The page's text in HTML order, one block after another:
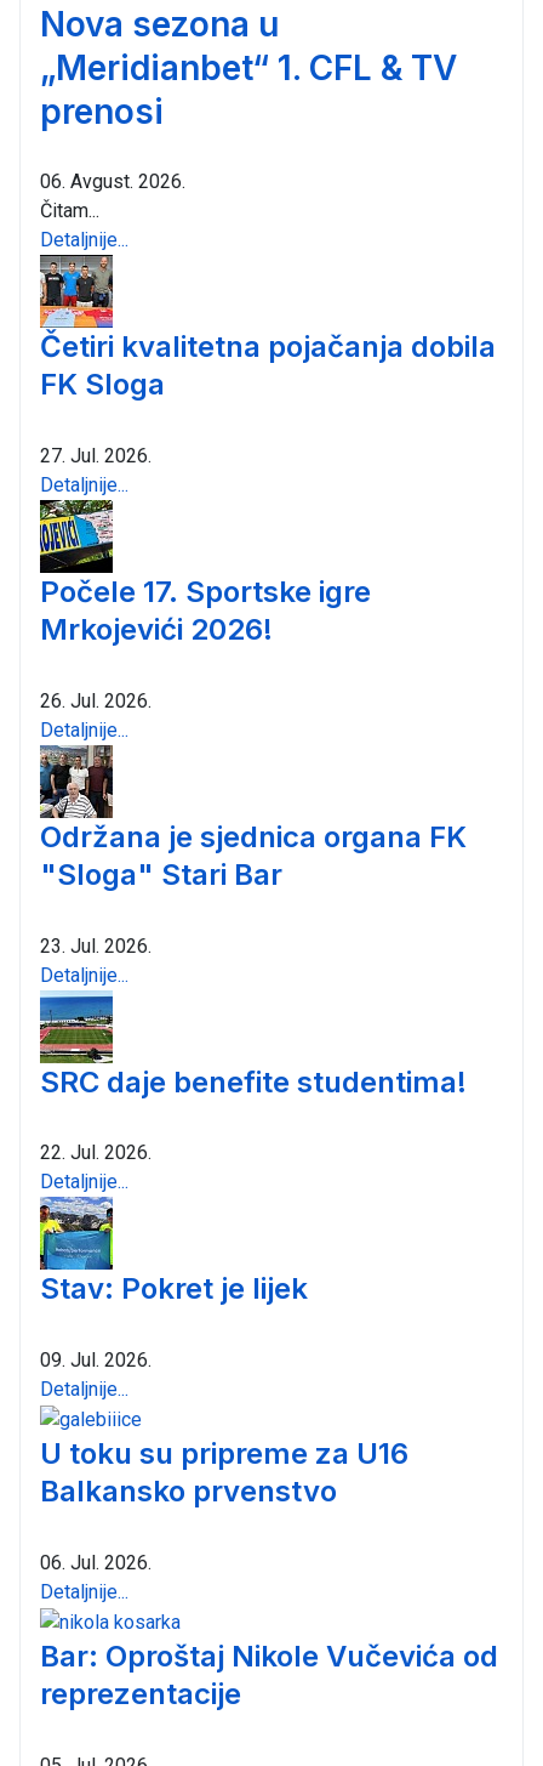
Nova sezona u
„Meridianbet“ 1. CFL & TV
prenosi
06. Avgust. 2026.
Čitam...
Detaljnije...
Četiri kvalitetna pojačanja dobila
FK Sloga
27. Jul. 2026.
Detaljnije...
Počele 17. Sportske igre
Mrkojevići 2026!
26. Jul. 2026.
Detaljnije...
Održana je sjednica organa FK
"Sloga" Stari Bar
23. Jul. 2026.
Detaljnije...
SRC daje benefite studentima!
22. Jul. 2026.
Detaljnije...
Stav: Pokret je lijek
09. Jul. 2026.
Detaljnije...
U toku su pripreme za U16
Balkansko prvenstvo
06. Jul. 2026.
Detaljnije...
Bar: Oproštaj Nikole Vučevića od
reprezentacije